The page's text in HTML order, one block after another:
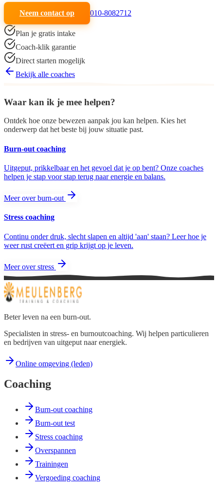
Neem contact op 010-8082712
Plan je gratis intake
Coach-klik garantie
Direct starten mogelijk
Bekijk alle coaches
Waar kan ik je mee helpen?
Ontdek hoe onze bewezen aanpak jou kan helpen. Kies het
onderwerp dat het beste bij jouw situatie past.
Burn-out coaching
Uitgeput, prikkelbaar en het gevoel dat je op bent? Onze coaches
helpen je stap voor stap terug naar energie en balans.
Meer over burn-out
Stress coaching
Continu onder druk, slecht slapen en altijd 'aan' staan? Leer hoe je
weer rust creëert en grip krijgt op je leven.
Meer over stress
Beter leven na een burn-out.
Specialisten in stress- en burnoutcoaching. Wij helpen particulieren
en bedrijven van uitgeput naar energiek.
Online omgeving (leden)
Coaching
Burn-out coaching
Burn-out test
Stress coaching
Overspannen
Trainingen
Vergoeding coaching